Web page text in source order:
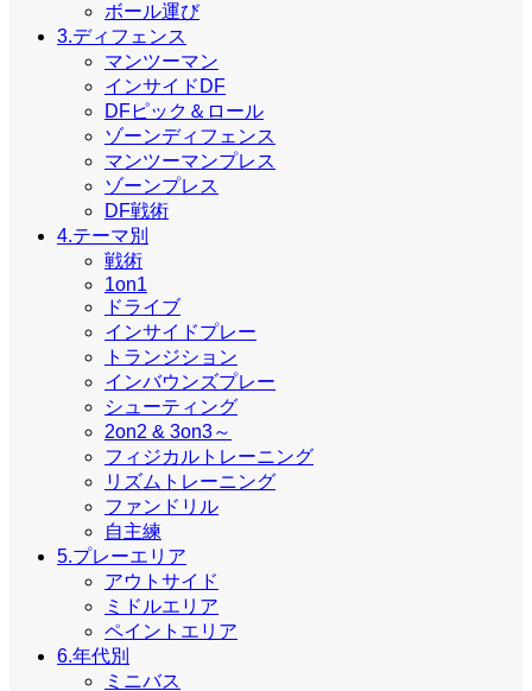
ボール運び
3.ディフェンス
マンツーマン
インサイドDF
DFピック＆ロール
ゾーンディフェンス
マンツーマンプレス
ゾーンプレス
DF戦術
4.テーマ別
戦術
1on1
ドライブ
インサイドプレー
トランジション
インバウンズプレー
シューティング
2on2 & 3on3～
フィジカルトレーニング
リズムトレーニング
ファンドリル
自主練
5.プレーエリア
アウトサイド
ミドルエリア
ペイントエリア
6.年代別
ミニバス